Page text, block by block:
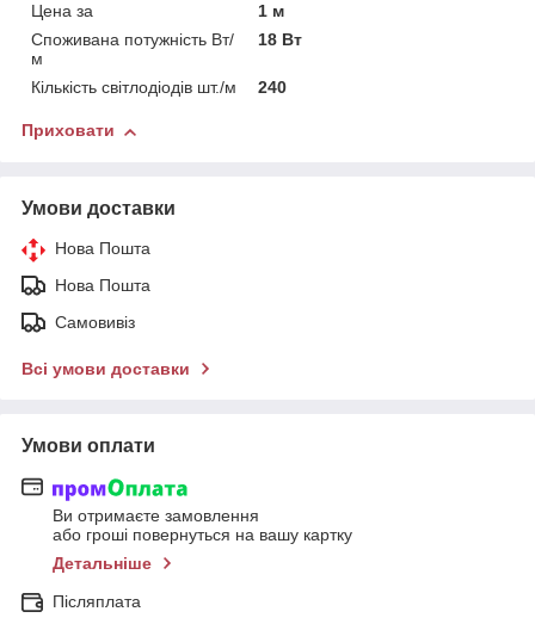
Цена за
1 м
Споживана потужність Вт/
м
18 Вт
Кількість світлодіодів шт./м 240
Приховати
Умови доставки
Нова Пошта
Нова Пошта
Самовивіз
Всі умови доставки
Умови оплати
Ви отримаєте замовлення
або гроші повернуться на вашу картку
Детальніше
Післяплата